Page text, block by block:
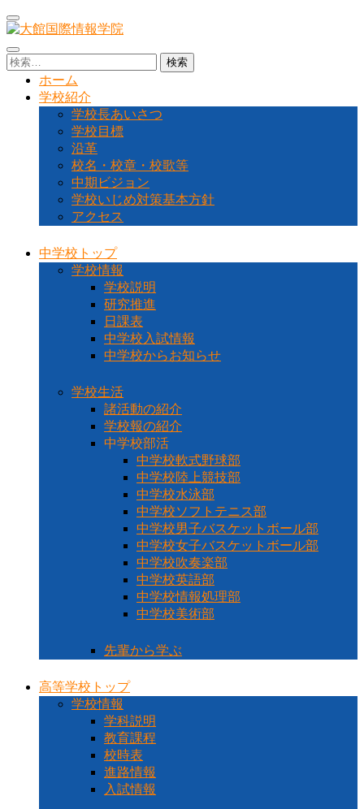
コ
ン
テ
ン
大館国際情報学院
秋田県大館市に位置する秋田県北地域唯一の中高一貫教育校
です
検
ホーム
学校紹介
学校長あいさつ
学校目標
沿革
校名・校章・校歌等
中期ビジョン
学校いじめ対策基本方針
アクセス
中学校トップ
学校情報
学校説明
研究推進
日課表
中学校入試情報
中学校からお知らせ
学校生活
諸活動の紹介
学校報の紹介
中学校部活
中学校軟式野球部
中学校陸上競技部
中学校水泳部
中学校ソフトテニス部
中学校男子バスケットボール部
中学校女子バスケットボール部
中学校吹奏楽部
中学校英語部
中学校情報処理部
中学校美術部
先輩から学ぶ
高等学校トップ
学校情報
学科説明
教育課程
校時表
進路情報
入試情報